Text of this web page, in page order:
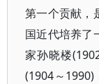
第一个贡献，
国近代培养了
家孙晓楼
(1904～1990)